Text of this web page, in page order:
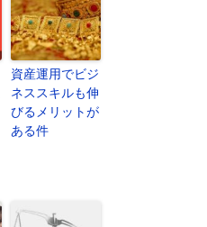
資産運用でビジ
ネススキルも伸
びるメリットが
ある件